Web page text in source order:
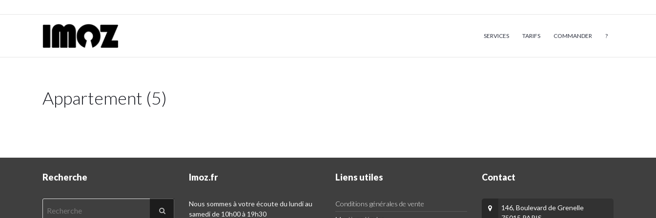
SERVICES TARIFS COMMANDER ?
Appartement (5)
Recherche Imoz.fr
Nous sommes à votre écoute du lundi au
samedi de 10h00 à 19h30
Liens utiles
Conditions générales de vente
Contact
146, Boulevard de Grenelle